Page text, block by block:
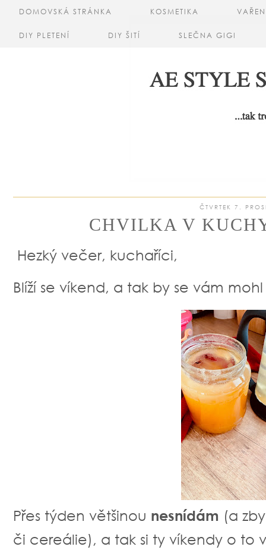
DOMOVSKÁ STRÁNKA KOSMETIKA
DIY PLETENÍ DIY ŠITÍ SLEČNA GIGI
ČTVRTEK 7.
CHVILKA V
Hezký večer, kuchaříci,
Blíží se víkend, a tak by se vám
Přes týden většinou nesnídám (a
či cereálie), a tak si ty víkendy o to